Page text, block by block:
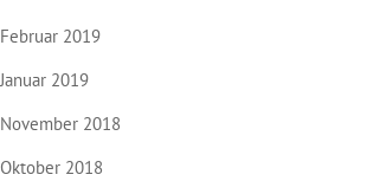
Februar 2019
Januar 2019
November 2018
Oktober 2018